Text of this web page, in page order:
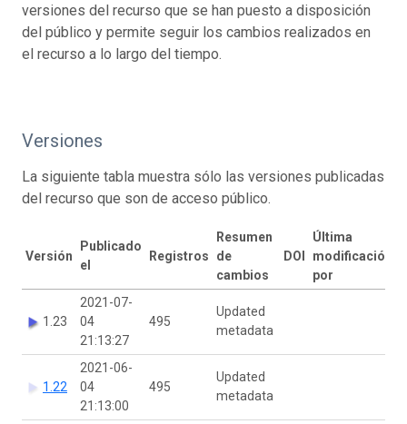
versiones del recurso que se han puesto a disposición
del público y permite seguir los cambios realizados en
el recurso a lo largo del tiempo.
Versiones
La siguiente tabla muestra sólo las versiones publicadas
del recurso que son de acceso público.
Versión
Publicado
el
Registros
Resumen
de
cambios
DOI
Última
modificación
por
1.23
2021-07-
04
21:13:27
495
Updated
metadata
1.22
2021-06-
04
21:13:00
495
Updated
metadata